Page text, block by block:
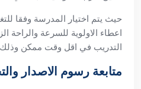
حيث يتم اختيار المدرسة وفقا
اعطاء الاولوية للسرعة والراحة
التدريب في اقل وقت ممكن وذلك
متابعة رسوم الاصدار